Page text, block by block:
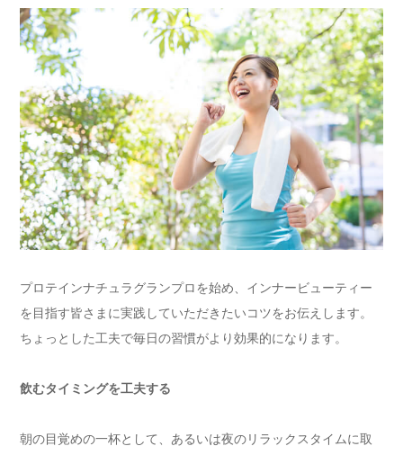
プロテインナチュラグランプロを始め、インナービューティー
を目指す皆さまに実践していただきたいコツをお伝えします。
ちょっとした工夫で毎日の習慣がより効果的になります。
飲むタイミングを工夫する
朝の目覚めの一杯として、あるいは夜のリラックスタイムに取